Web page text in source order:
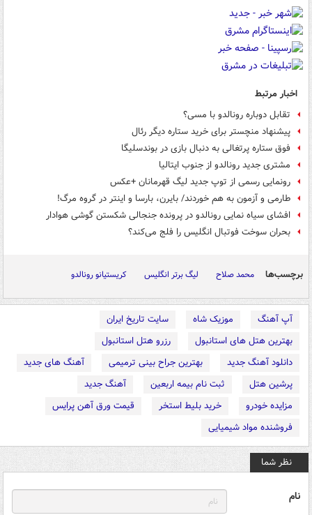
اخبار مرتبط
تقابل دوباره رونالدو با مسی؟
پیشنهاد منچستر برای خرید ستاره دیگر رئال
فوق ستاره پرتغالی به دنبال بازی در بوندسلیگا
مشتری جدید رونالدو از جنوب ایتالیا
رونمایی رسمی از توپ جدید لیگ قهرمانان +عکس
طارمی و آزمون به هم خوردند/ بایرن، بارسا و اینتر در گروه مرگ!
افشای سیاه‌ نمایی رونالدو در پرونده جنجالی شکستن گوشی هوادار
بحران سوخت فوتبال انگلیس را فلج می‌کند؟
برچسب‌ها محمد صلاح لیگ برتر انگلیس کریستیانو رونالدو
آپ آهنگ موزیک شاه
سایت تاریخ ایران
بهترین هتل های استانبول
رزرو هتل استانبول
دانلود آهنگ جدید
بهترین جراح بینی ترمیمی
آهنگ های جدید
پرشین هتل
ثبت نام بیمه اربعین
آهنگ جدید
مزایده خودرو
خرید بلیط استخر
قیمت ورق آهن پرایس
فروشنده مواد شیمیایی
نظر شما
نام